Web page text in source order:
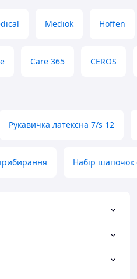
Mediok Hoffen
Care 365 CEROS
Рукавичка латексна 7/s 12
Набір шапочок